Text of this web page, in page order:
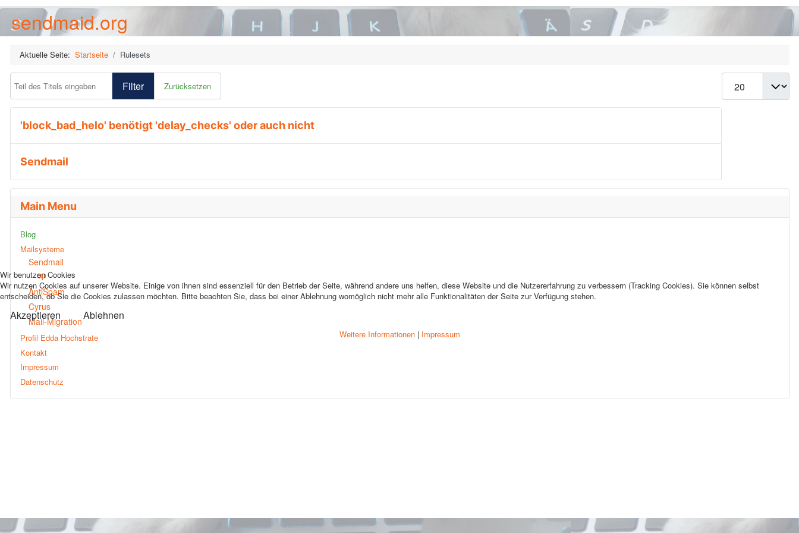
sendmaid.org
Aktuelle Seite: Startseite
Rulesets
Teil des Titels eingeben
Filter Zurücksetzen
Anzeige #
'block_bad_helo' benötigt 'delay_checks' oder auch nicht
Sendmail
Main Menu
Blog
Mailsysteme
Sendmail
op
AntiSpam
Cyrus
Mail-Migration
Profil Edda Hochstrate
Kontakt
Impressum
Datenschutz
Wir benutzen Cookies
Wir nutzen Cookies auf unserer Website. Einige von ihnen sind essenziell für den Betrieb der Seite, während andere uns helfen, diese Website und die Nutzererfahrung zu verbessern (Tracking Cookies). Sie können selbst
entscheiden, ob Sie die Cookies zulassen möchten. Bitte beachten Sie, dass bei einer Ablehnung womöglich nicht mehr alle Funktionalitäten der Seite zur Verfügung stehen.
Akzeptieren Ablehnen
Weitere Informationen| Impressum